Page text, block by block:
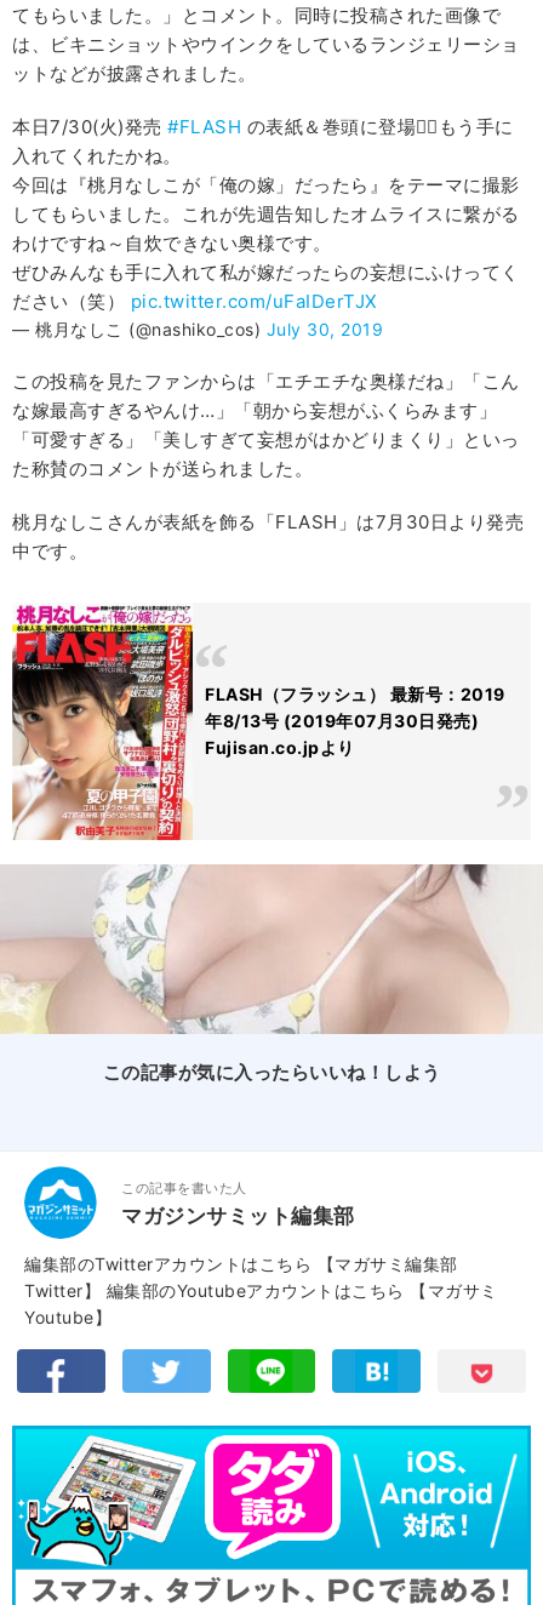
てもらいました。」とコメント。同時に投稿された画像で
は、ビキニショットやウインクをしているランジェリーショ
ットなどが披露されました。
本日7/30(火)発売 #FLASH の表紙＆巻頭に登場🙋‍♀️もう手に
入れてくれたかね。
今回は『桃月なしこが「俺の嫁」だったら』をテーマに撮影
してもらいました。これが先週告知したオムライスに繋がる
わけですね～自炊できない奥様です。
ぜひみんなも手に入れて私が嫁だったらの妄想にふけってく
ださい（笑） pic.twitter.com/uFaIDerTJX
— 桃月なしこ (@nashiko_cos) July 30, 2019
この投稿を見たファンからは「エチエチな奥様だね」「こん
な嫁最高すぎるやんけ…」「朝から妄想がふくらみます」
「可愛すぎる」「美しすぎて妄想がはかどりまくり」といっ
た称賛のコメントが送られました。
桃月なしこさんが表紙を飾る「FLASH」は7月30日より発売
中です。
FLASH（フラッシュ） 最新号：2019
年8/13号 (2019年07月30日発売)
Fujisan.co.jpより
この記事が気に入ったらいいね！しよう
この記事を書いた人
マガジンサミット編集部
編集部のTwitterアカウントはこちら
【マガサミ編集部
Twitter】
編集部のYoutubeアカウントはこちら
【マガサミ
Youtube】